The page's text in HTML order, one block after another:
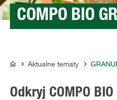
Aktualne tematy
COMPO BIO
COMPO
Aktualne tematy
Odkryj COMPO BIO